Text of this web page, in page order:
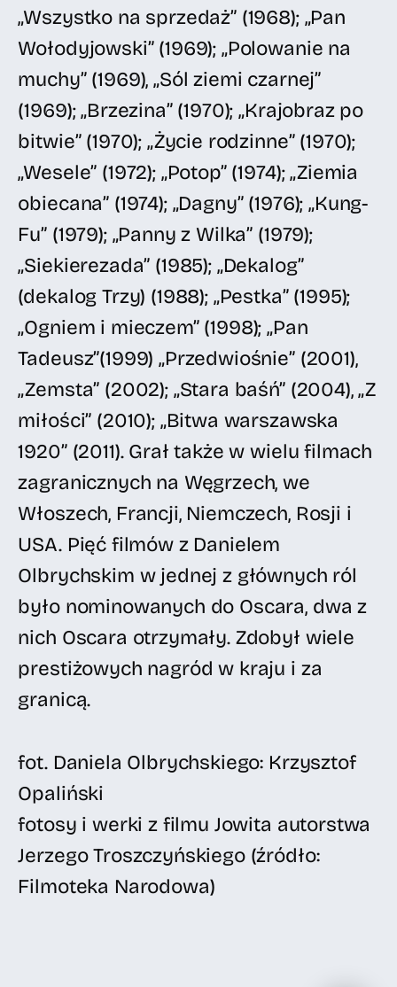
„Wszystko na sprzedaż” (1968); „Pan
Wołodyjowski” (1969); „Polowanie na
muchy” (1969), „Sól ziemi czarnej”
(1969); „Brzezina” (1970); „Krajobraz po
bitwie” (1970); „Życie rodzinne” (1970);
„Wesele” (1972); „Potop” (1974); „Ziemia
obiecana” (1974); „Dagny” (1976); „Kung-
Fu” (1979); „Panny z Wilka” (1979);
„Siekierezada” (1985); „Dekalog”
(dekalog Trzy) (1988); „Pestka” (1995);
„Ogniem i mieczem” (1998); „Pan
Tadeusz”(1999) „Przedwiośnie” (2001),
„Zemsta” (2002); „Stara baśń” (2004), „Z
miłości” (2010); „Bitwa warszawska
1920” (2011). Grał także w wielu filmach
zagranicznych na Węgrzech, we
Włoszech, Francji, Niemczech, Rosji i
USA. Pięć filmów z Danielem
Olbrychskim w jednej z głównych ról
było nominowanych do Oscara, dwa z
nich Oscara otrzymały. Zdobył wiele
prestiżowych nagród w kraju i za
granicą.
fot. Daniela Olbrychskiego: Krzysztof
Opaliński
fotosy i werki z filmu Jowita autorstwa
Jerzego Troszczyńskiego (źródło:
Filmoteka Narodowa)